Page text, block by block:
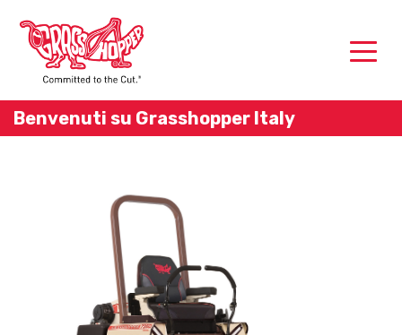
Benvenuti su Grasshopper Italy